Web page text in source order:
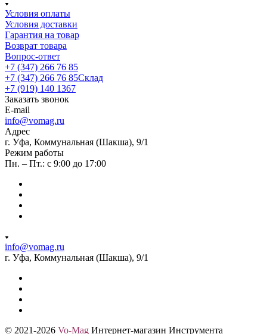
Условия оплаты
Условия доставки
Гарантия на товар
Возврат товара
Вопрос-ответ
+7 (347) 266 76 85
+7 (347) 266 76 85Склад
+7 (919) 140 1367
Заказать звонок
E-mail
info@vomag.ru
Адрес
г. Уфа, Коммунальная (Шакша), 9/1
Режим работы
Пн. – Пт.: с 9:00 до 17:00
info@vomag.ru
г. Уфа, Коммунальная (Шакша), 9/1
© 2021-2026 Vo-Mag Интернет-магазин Инструмента